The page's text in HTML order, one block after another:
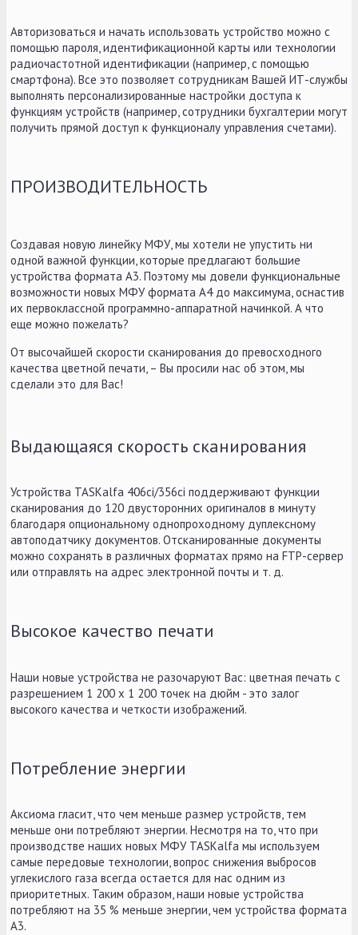
Авторизоваться и начать использовать устройство можно с
помощью пароля, идентификационной карты или технологии
радиочастотной идентификации (например, с помощью
смартфона). Все это позволяет сотрудникам Вашей ИТ-службы
выполнять персонализированные настройки доступа к
функциям устройств (например, сотрудники бухгалтерии могут
получить прямой доступ к функционалу управления счетами).
ПРОИЗВОДИТЕЛЬНОСТЬ
Создавая новую линейку МФУ, мы хотели не упустить ни
одной важной функции, которые предлагают большие
устройства формата А3. Поэтому мы довели функциональные
возможности новых МФУ формата А4 до максимума, оснастив
их первоклассной программно-аппаратной начинкой. А что
еще можно пожелать?
От высочайшей скорости сканирования до превосходного
качества цветной печати, – Вы просили нас об этом, мы
сделали это для Вас!
Выдающаяся скорость сканирования
Устройства TASKalfa 406ci/356ci поддерживают функции
сканирования до 120 двусторонних оригиналов в минуту
благодаря опциональному однопроходному дуплексному
автоподатчику документов. Отсканированные документы
можно сохранять в различных форматах прямо на FTP-сервер
или отправлять на адрес электронной почты и т. д.
Высокое качество печати
Наши новые устройства не разочаруют Вас: цветная печать с
разрешением 1 200 x 1 200 точек на дюйм - это залог
высокого качества и четкости изображений.
Потребление энергии
Аксиома гласит, что чем меньше размер устройств, тем
меньше они потребляют энергии. Несмотря на то, что при
производстве наших новых МФУ TASKalfa мы используем
самые передовые технологии, вопрос снижения выбросов
углекислого газа всегда остается для нас одним из
приоритетных. Таким образом, наши новые устройства
потребляют на 35 % меньше энергии, чем устройства формата
A3.